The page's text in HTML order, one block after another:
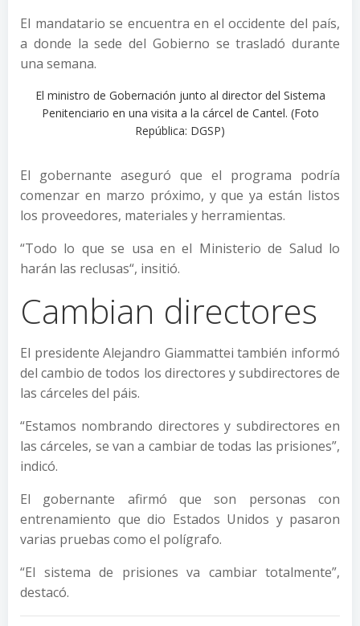
El mandatario se encuentra en el occidente del país,
a donde la sede del Gobierno se trasladó durante
una semana.
El ministro de Gobernación junto al director del Sistema
Penitenciario en una visita a la cárcel de Cantel. (Foto
República: DGSP)
El gobernante aseguró que el programa podría
comenzar en marzo próximo, y que ya están listos
los proveedores, materiales y herramientas.
“Todo lo que se usa en el Ministerio de Salud lo
harán las reclusas“, insitió.
Cambian directores
El presidente Alejandro Giammattei también informó
del cambio de todos los directores y subdirectores de
las cárceles del páis.
“Estamos nombrando directores y subdirectores en
las cárceles, se van a cambiar de todas las prisiones”,
indicó.
El gobernante afirmó que son personas con
entrenamiento que dio Estados Unidos y pasaron
varias pruebas como el polígrafo.
“El sistema de prisiones va cambiar totalmente”,
destacó.